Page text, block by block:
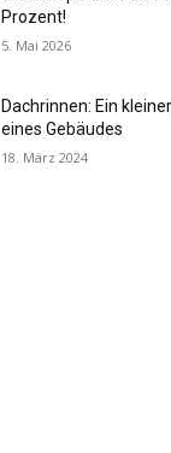
Prozent!
5. Mai 2026
Dachrinnen: Ein
eines Gebäudes
18. März 2024